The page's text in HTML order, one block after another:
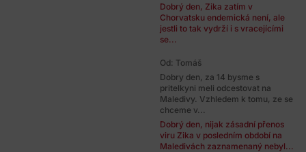
Dobrý den, Zika zatím v
Chorvatsku endemická není, ale
jestli to tak vydrží i s vracejícími
se...
Od: Tomáš
Dobry den, za 14 bysme s
pritelkyni meli odcestovat na
Maledivy. Vzhledem k tomu, ze se
chceme v...
Dobrý den, nijak zásadní přenos
viru Zika v posledním období na
Maledivách zaznamenaný nebyl...